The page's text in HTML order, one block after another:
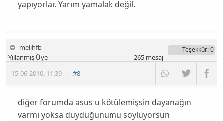
yapıyorlar. Yarım yamalak değil.
melihfb
15-06-2010 11:39 |#8
Yıllanmış Üye
Teşekkür: 0
265mesaj
diğer forumda asus u kötülemişsin dayanağın
varmı yoksa duyduğunumu söylüyorsun